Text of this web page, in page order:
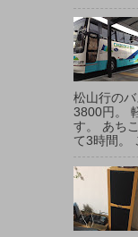
松山行の
3800円。
す。 あち
て3時間。